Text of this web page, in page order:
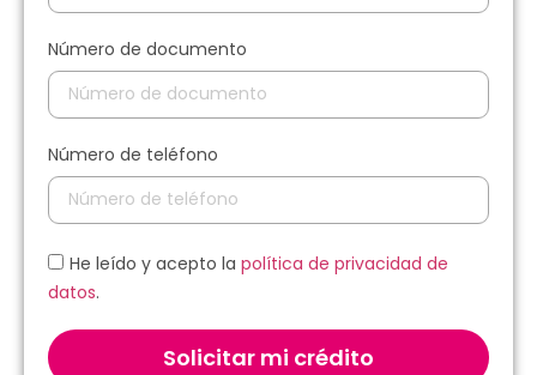
Número de documento
Número de teléfono
He leído y acepto la política de privacidad de
datos.
Solicitar mi crédito